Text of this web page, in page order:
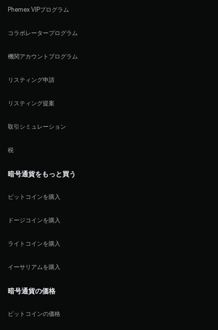
Phemex VIPプログラム
コラボレータープログラム
機関アカウントプログラム
リスティング申請
リスティング提案
取引シミュレーション
税
暗号通貨をもっと買う
ビットコインを購入
ドージコインを購入
ライトコインを購入
イーサリアムを購入
暗号通貨の価格
ビットコインの価格